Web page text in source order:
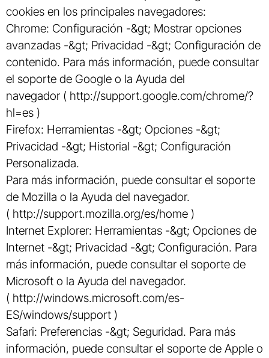
cookies en los principales navegadores:
Chrome: Configuración -&gt; Mostrar opciones
avanzadas -&gt; Privacidad -&gt; Configuración de
contenido. Para más información, puede consultar
el soporte de Google o la Ayuda del
navegador ( http://support.google.com/chrome/?
hl=es )
Firefox: Herramientas -&gt; Opciones -&gt;
Privacidad -&gt; Historial -&gt; Configuración
Personalizada.
Para más información, puede consultar el soporte
de Mozilla o la Ayuda del navegador.
( http://support.mozilla.org/es/home )
Internet Explorer: Herramientas -&gt; Opciones de
Internet -&gt; Privacidad -&gt; Configuración. Para
más información, puede consultar el soporte de
Microsoft o la Ayuda del navegador.
( http://windows.microsoft.com/es-
ES/windows/support )
Safari: Preferencias -&gt; Seguridad. Para más
información, puede consultar el soporte de Apple o